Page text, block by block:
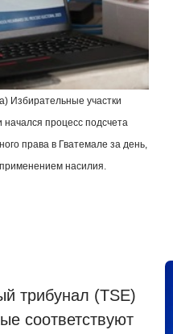
Избирательные участки
начался процесс подсчета
права в Гватемале за день,
насилия.
трибунал (TSE)
соответствуют